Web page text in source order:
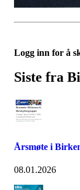
Logg inn for å
Siste fra
Årsmøte i
08.01.2026